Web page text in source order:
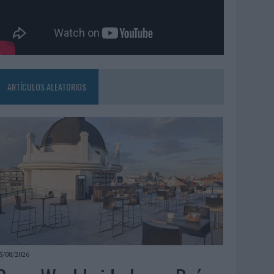
ARTÍCULOS ALEATORIOS
08/2026